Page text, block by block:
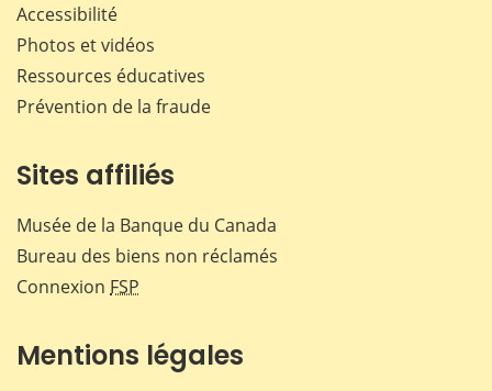
Accessibilité
Photos et vidéos
Ressources éducatives
Prévention de la fraude
Sites affiliés
Musée de la Banque du Canada
Bureau des biens non réclamés
Connexion FSP
Mentions légales